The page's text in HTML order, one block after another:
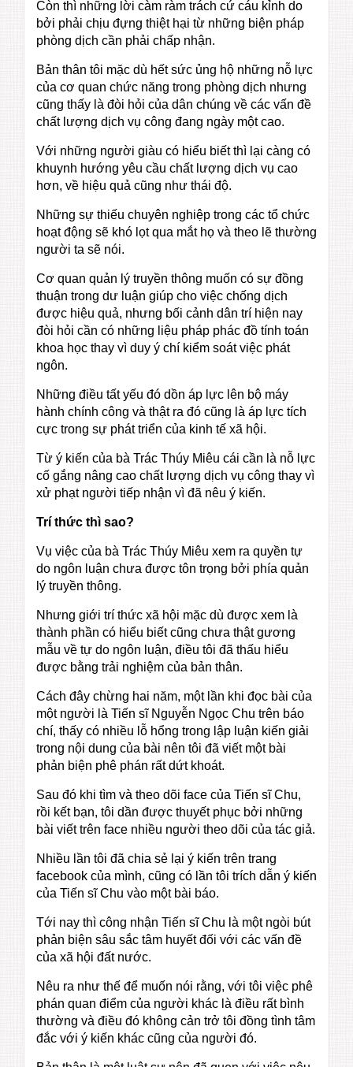
Còn thì những lời càm ràm trách cứ cáu kỉnh do
bởi phải chịu đựng thiệt hại từ những biện pháp
phòng dịch cần phải chấp nhận.
Bản thân tôi mặc dù hết sức ủng hộ những nỗ lực
của cơ quan chức năng trong phòng dịch nhưng
cũng thấy là đòi hỏi của dân chúng về các vấn đề
chất lượng dịch vụ công đang ngày một cao.
Với những người giàu có hiểu biết thì lại càng có
khuynh hướng yêu cầu chất lượng dịch vụ cao
hơn, về hiệu quả cũng như thái độ.
Những sự thiếu chuyên nghiệp trong các tổ chức
hoạt động sẽ khó lọt qua mắt họ và theo lẽ thường
người ta sẽ nói.
Cơ quan quản lý truyền thông muốn có sự đồng
thuận trong dư luận giúp cho việc chống dịch
được hiệu quả, nhưng bối cảnh dân trí hiện nay
đòi hỏi cần có những liệu pháp phác đồ tính toán
khoa học thay vì duy ý chí kiểm soát việc phát
ngôn.
Những điều tất yếu đó dồn áp lực lên bộ máy
hành chính công và thật ra đó cũng là áp lực tích
cực trong sự phát triển của kinh tế xã hội.
Từ ý kiến của bà Trác Thúy Miêu cái cần là nỗ lực
cố gắng nâng cao chất lượng dịch vụ công thay vì
xử phạt người tiếp nhận vì đã nêu ý kiến.
Trí thức thì sao?
Vụ việc của bà Trác Thúy Miêu xem ra quyền tự
do ngôn luận chưa được tôn trọng bởi phía quản
lý truyền thông.
Nhưng giới trí thức xã hội mặc dù được xem là
thành phần có hiểu biết cũng chưa thật gương
mẫu về tự do ngôn luận, điều tôi đã thấu hiểu
được bằng trải nghiệm của bản thân.
Cách đây chừng hai năm, một lần khi đọc bài của
một người là Tiến sĩ Nguyễn Ngọc Chu trên báo
chí, thấy có nhiều lỗ hổng trong lập luận kiến giải
trong nội dung của bài nên tôi đã viết một bài
phản biện phê phán rất dứt khoát.
Sau đó khi tìm và theo dõi face của Tiến sĩ Chu,
rồi kết bạn, tôi dần được thuyết phục bởi những
bài viết trên face nhiều người theo dõi của tác giả.
Nhiều lần tôi đã chia sẻ lại ý kiến trên trang
facebook của mình, cũng có lần tôi trích dẫn ý kiến
của Tiến sĩ Chu vào một bài báo.
Tới nay thì công nhận Tiến sĩ Chu là một ngòi bút
phản biện sâu sắc tâm huyết đối với các vấn đề
của xã hội đất nước.
Nêu ra như thế để muốn nói rằng, với tôi việc phê
phán quan điểm của người khác là điều rất bình
thường và điều đó không cản trở tôi đồng tình tâm
đắc với ý kiến khác cũng của người đó.